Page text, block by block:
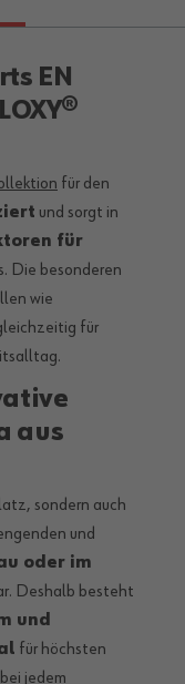
EN
für den
und sorgt in
für
Die besonderen
wie
für
aus
sondern auch
und
oder im
Deshalb besteht
und
für höchsten
jedem